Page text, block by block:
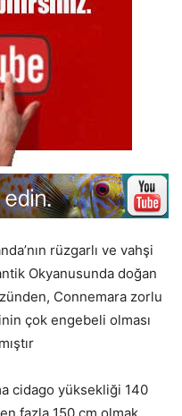
rüzgarlı ve vahşi
Okyanusunda doğan
Connemara zorlu
çok engebeli olması
cidago yüksekliği 140
fazla 150 cm olmak